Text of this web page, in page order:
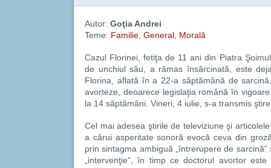
Autor: Goţia Andrei
Teme: Familie General Morală
Cazul Florinei, fetiţa de 11 ani din Piatra
de unchiul său, a rămas însărcinată, este
Florina, aflată în a 22-a săptămână de
avorteze, deoarece legislaţia română în
la 14 săptămâni. Vineri, 4 iulie, s-a transmis
Cel mai adesea ştirile de televiziune şi
a cărui asperitate sonoră evocă ceva din
prin sintagma ambiguă „întrerupere de sarcină”
„intervenţie”, în timp ce doctorul avortor